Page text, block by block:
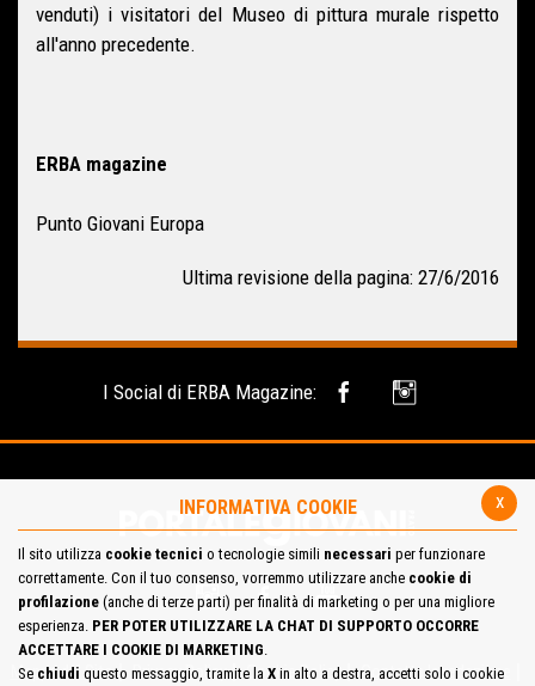
venduti) i visitatori del Museo di pittura murale rispetto
all'anno precedente.
ERBA magazine
Punto Giovani Europa
Ultima revisione della pagina: 27/6/2016
I Social di ERBA Magazine:
Mappa del Sito Privacy Policy Cookie Policy Contatta la redazione
x
INFORMATIVA COOKIE
Il sito utilizza cookie tecnici o tecnologie simili necessari per funzionare
correttamente. Con il tuo consenso, vorremmo utilizzare anche cookie di
profilazione (anche di terze parti) per finalità di marketing o per una migliore
esperienza. PER POTER UTILIZZARE LA CHAT DI SUPPORTO OCCORRE
ACCETTARE I COOKIE DI MARKETING.
Se chiudi questo messaggio, tramite la X in alto a destra, accetti solo i cookie